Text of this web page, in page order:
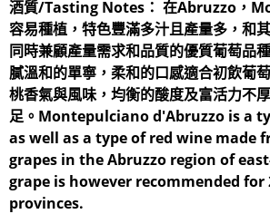
酒質/Tasting Notes： 在Abruzzo，
容易種植，特色豐滿多汁且產量多，和
同時兼顧產量需求和品質的優質葡萄品
膩溫和的單寧，柔和的口感適合初飲葡
桃香氣與風味，均衡的酸度及富活力不
足。Montepulciano d'Abruzzo is a
as well as a type of red wine made
grapes in the Abruzzo region of
grape is however recommended for
provinces.